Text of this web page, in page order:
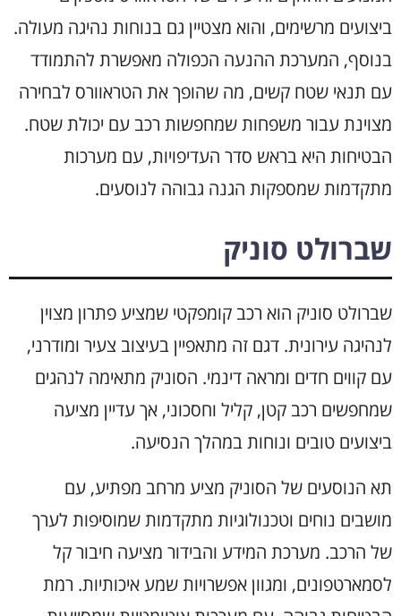
ביצועים מרשימים, והוא מצטיין גם בנוחות נהיגה מעולה.
בנוסף, המערכת ההנעה הכפולה מאפשרת להתמודד
עם תנאי שטח קשים, מה שהופך את הטראוורס לבחירה
מצוינת עבור משפחות שמחפשות רכב עם יכולת שטח.
הבטיחות היא בראש סדר העדיפויות, עם מערכות
מתקדמות שמספקות הגנה גבוהה לנוסעים.
שברולט סוניק
שברולט סוניק הוא רכב קומפקטי שמציע פתרון מצוין
לנהיגה עירונית. דגם זה מתאפיין בעיצוב צעיר ומודרני,
עם קווים חדים ומראה דינמי. הסוניק מתאימה לנהגים
שמחפשים רכב קטן, קליל וחסכוני, אך עדיין מציעה
ביצועים טובים ונוחות במהלך הנסיעה.
תא הנוסעים של הסוניק מציע מרחב מפתיע, עם
מושבים נוחים וטכנולוגיות מתקדמות שמוסיפות לערך
של הרכב. מערכת המידע והבידור מציעה חיבור קל
לסמארטפונים, ומגוון אפשרויות שמע איכותיות. רמת